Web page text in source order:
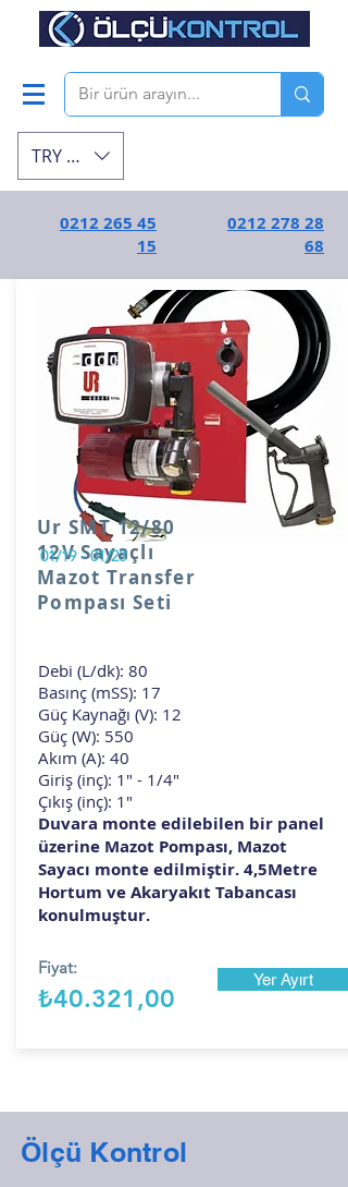
TRY (₺)
0212 265 45
15
0212 278 28
68
Ur SMT 12/80
12V Sayaçlı
Mazot Transfer
Pompası Seti
01/19 - 01/23
Debi (L/dk): 80
Basınç (mSS): 17
Güç Kaynağı (V): 12
Güç (W): 550
Akım (A): 40
Giriş (inç): 1" - 1/4"
Çıkış (inç): 1"
Duvara monte edilebilen bir panel
üzerine Mazot Pompası, Mazot
Sayacı monte edilmiştir. 4,5Metre
Hortum ve Akaryakıt Tabancası
konulmuştur.
Fiyat:
₺40.321,00
Yer Ayırt
Ölçü Kontrol